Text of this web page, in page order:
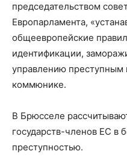
председательством
Европарламента,
общеевропейские
идентификации,
управлению преступным
коммюнике.
В Брюсселе
государств-членов ЕС в
преступностью.